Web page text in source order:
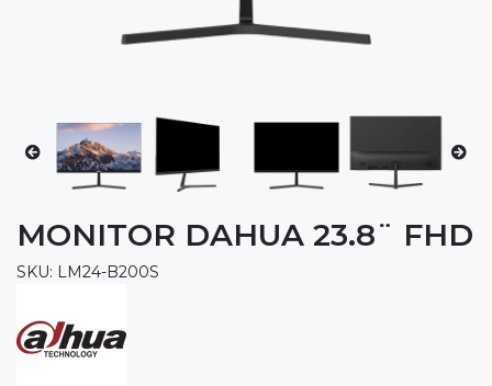
MONITOR DAHUA 23.8¨ FHD
SKU: LM24-B200S